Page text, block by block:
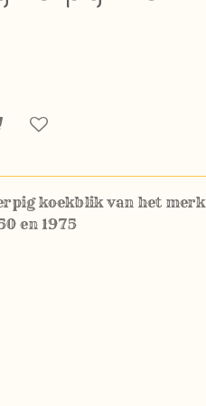
koekblik van het merk
en 1975